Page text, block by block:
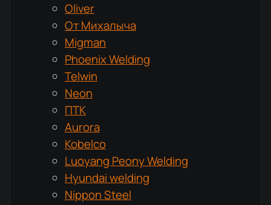
Oliver
От Михалыча
Migman
Phoenix Welding
Telwin
Neon
ПТК
Aurora
Kobelco
Luoyang Peony Welding
Hyundai welding
Nippon Steel